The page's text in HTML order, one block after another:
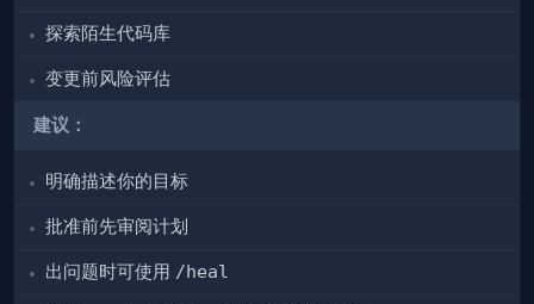
探索陌生代码库
变更前风险评估
建议：
明确描述你的目标
批准前先审阅计划
出问题时可使用 /heal